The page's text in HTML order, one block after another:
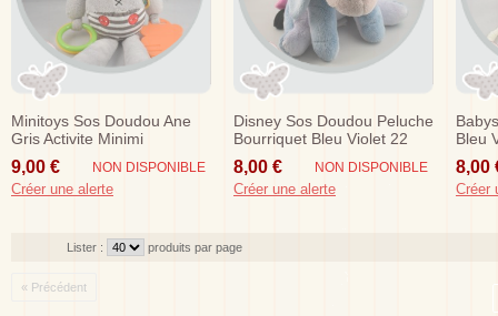
Minitoys Sos Doudou Ane
Gris Activite Minimi
9,00 € NON DISPONIBLE
Créer une alerte
Disney Sos Doudou Peluche
Bourriquet Bleu Violet 22
Cm
8,00 € NON DISPONIBLE
Créer une alerte
Bleu
8,00
Créer
Lister : produits par page
« Précédent